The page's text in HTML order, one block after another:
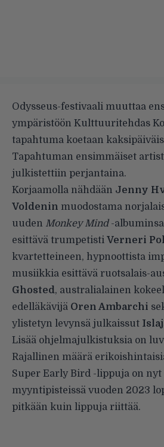
Odysseus-festivaali muuttaa
ympäristöön Kulttuuritehdas
tapahtuma koetaan
Tapahtuman ensimmäiset
julkistettiin perjantaina.
Korjaamolla nähdään Jenny
Voldenin muodostama
uuden Monkey Mind-
esittävä trumpetisti Verneri
kvartetteineen, hypnoottista
musiikkia esittävä ruotsalais-
Ghosted, australialainen
edelläkävijä Oren Ambarchi
ylistetyn levynsä julkaissut
Lisää ohjelmajulkistuksia on
Rajallinen määrä
Super Early Bird -lippuja on
myyntipisteissä vuoden 2023
pitkään kuin lippuja riittää.